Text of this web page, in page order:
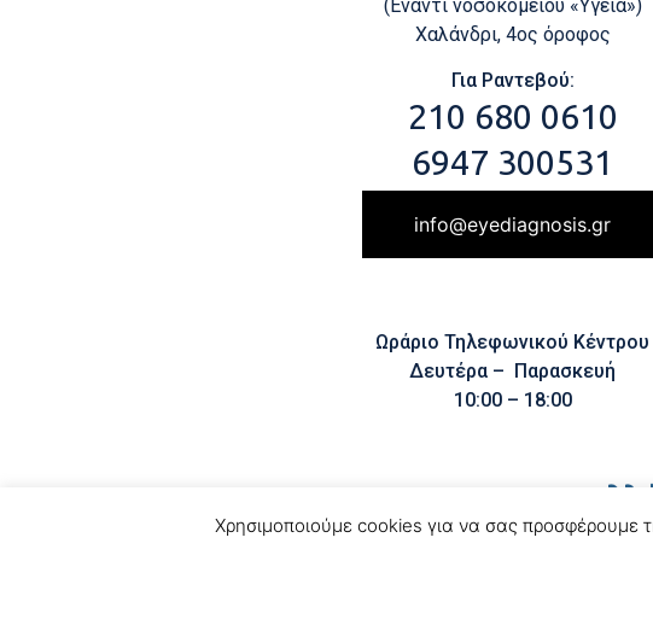
(Έναντι νοσοκομείου «Υγεία»)
Χαλάνδρι, 4ος όροφος
Για Ραντεβού:
210 680 0610
6947 300531
info@eyediagnosis.gr
Ωράριο Τηλεφωνικού Κέντρου
Δευτέρα – Παρασκευή
10:00 – 18:00
Χρησιμοποιούμε cookies για να σας προσφέρουμε